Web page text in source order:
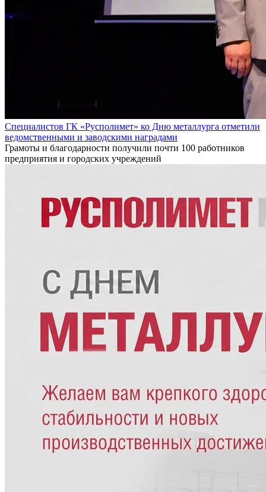
Специалистов ГК «Русполимет» ко Дню металлурга отметили
ведомственными и заводскими наградами
Грамоты и благодарности получили почти 100 работников
предприятия и городских учреждений